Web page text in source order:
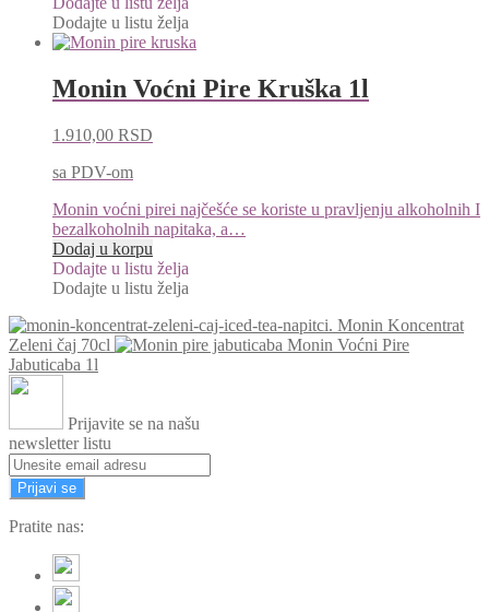
Dodajte u listu želja
Monin Voćni Pire Kruška 1l
1.910,00 RSD
sa PDV-om
Monin voćni pirei najčešće se koriste u pravljenju alkoholnih I
bezalkoholnih napitaka, a…
Dodaj u korpu
Dodajte u listu želja
Dodajte u listu želja
Monin Koncentrat
Zeleni čaj 70cl
Monin Voćni Pire
Jabuticaba 1l
Prijavite se na našu
newsletter listu
Prijavi se
Pratite nas: